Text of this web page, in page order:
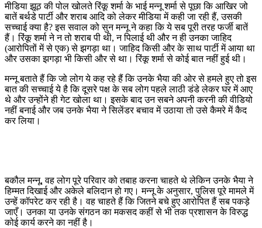
मीडिया झूठ की पोल खोलते रिंकू शर्मा के भाई मन्नू शर्मा से पूछा कि आखिर जो
बातें बर्थडे पार्टी और शराब आदि को लेकर मीडिया में कही जा रही हैं, उसकी
सच्चाई क्या है? इस सवाल को सुन मन्नू ने कहा कि ये सब पूरी तरह फर्जी बातें
हैं। रिंकू शर्मा ने न तो शराब पी थी, न पिलाई थी और न ही उनका जाहिद
(आरोपितों में से एक) से झगड़ा था। जाहिद किसी और के साथ पार्टी में आया था
और उसका झगड़ा भी किसी और से था। रिंकू शर्मा से कोई बात नहीं हुई थी।
मन्नू बताते हैं कि जो लोग ये कह रहे हैं कि उनके भैया की ओर से हमले हुए तो इस
बात की सच्चाई ये है कि दूसरे पक्ष के सब लोग पहले लाठी डंडे लेकर घर में आए
थे और उन्होंने ही गेट खोला था। इसके बाद उन सबने अपनी करनी की वीडियो
नहीं बनाई और जब उनके भैया ने सिलेंडर बचाव में उठाया तो उसे कैमरे में कैद
कर लिया।
बकौल मन्नू, वह लोग पूरे परिवार को तबाह करना चाहते थे लेकिन उनके भैया ने
हिम्मत दिखाई और अकेले बलिदान हो गए। मन्नू के अनुसार, पुलिस पूरे मामले में
उन्हें कॉपरेट कर रही है। वह चाहते हैं कि जितने बचे हुए आरोपित हैं सब पकड़े
जाएँ। उनका या उनके संगठन का मकसद कहीं से भी तक प्रशासन के विरुद्ध
कोई कार्य करने का नहीं है।